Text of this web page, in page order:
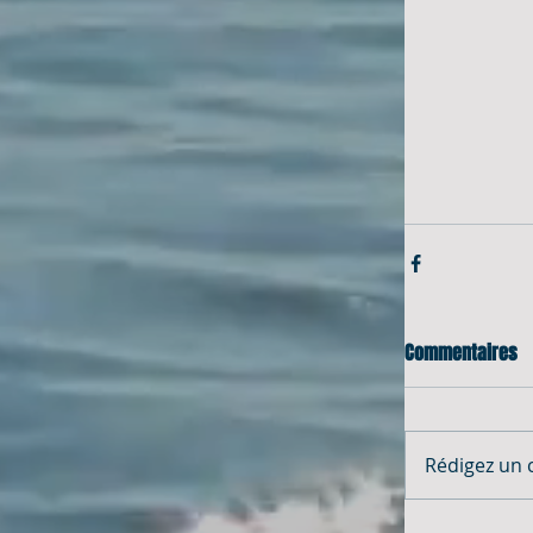
Commentaires
Rédigez un